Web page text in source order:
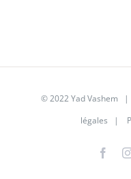
© 2022 Yad Vashem
légales |